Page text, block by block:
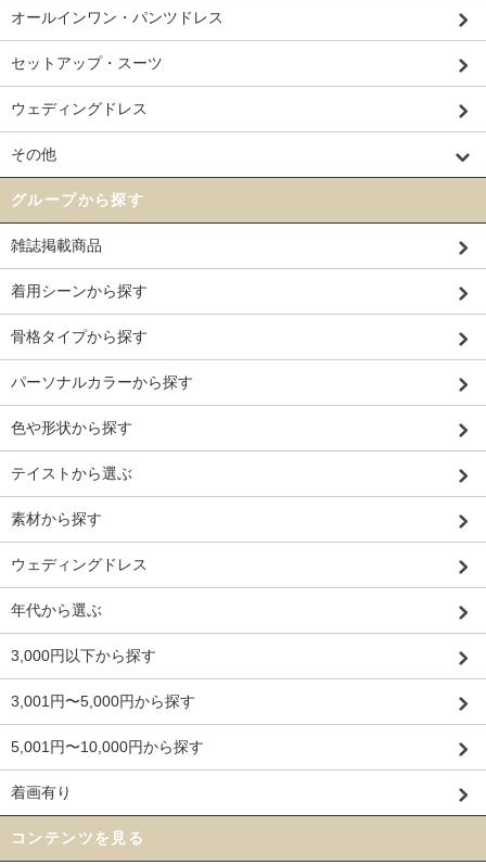
オールインワン・パンツドレス
セットアップ・スーツ
ウェディングドレス
その他
グループから探す
雑誌掲載商品
着用シーンから探す
骨格タイプから探す
パーソナルカラーから探す
色や形状から探す
テイストから選ぶ
素材から探す
ウェディングドレス
年代から選ぶ
3,000円以下から探す
3,001円〜5,000円から探す
5,001円〜10,000円から探す
着画有り
コンテンツを見る